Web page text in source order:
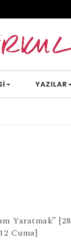
YAZILAR
Yaratmak” [28
Cuma]